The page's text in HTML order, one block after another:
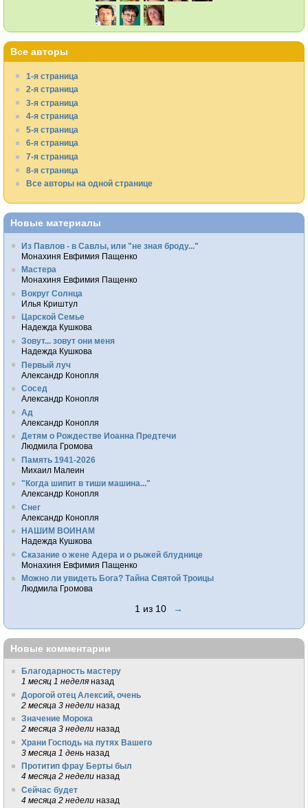
Все авторы
1-я страница
2-я страница
3-я страница
4-я страница
5-я страница
6-я страница
7-я страница
8-я страница
Все авторы на одной странице
Новые материалы
Из Павлов - в Савлы, или "не зная броду..."
Монахиня Евфимия Пащенко
Мастера
Монахиня Евфимия Пащенко
Вокруг Солнца
Илья Криштул
Царской Семье
Надежда Кушкова
Зовут... зовут они меня
Надежда Кушкова
Первый луч
Александр Конопля
Сосед
Александр Конопля
Ад
Александр Конопля
Детям о Рождестве Иоанна Предтечи
Людмила Громова
Память 1941-2026
Михаил Малеин
"Когда шипит в тиши машина..."
Александр Конопля
Снег
Александр Конопля
НАШИМ ВОИНАМ
Надежда Кушкова
Сказание о жене Адера и о рыжей блуднице
Монахиня Евфимия Пащенко
Можно ли увидеть Бога? Тайна Святой Троицы
Людмила Громова
1 из 10 →
Новые комментарии
Благодарность мастеру
1 месяц 1 неделя назад
Дорогой отец Алексий, очень
2 месяца 3 недели назад
Значение Морока
2 месяца 3 недели назад
Храни Господь на путях Вашего
3 месяца 1 день назад
Протитип фрау Берты был
4 месяца 2 недели назад
Сейчас будет
4 месяца 2 недели назад